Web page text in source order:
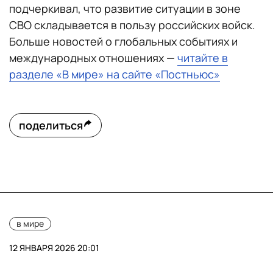
подчеркивал, что развитие ситуации в зоне
СВО складывается в пользу российских войск.
Больше новостей о глобальных событиях и
международных отношениях — читайте в
разделе «В мире» на сайте «Постньюс»
поделиться
в мире
12 ЯНВАРЯ 2026 20:01